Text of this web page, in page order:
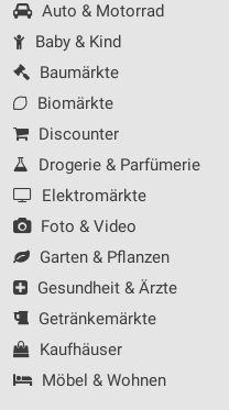
Auto & Motorrad
Baby & Kind
Baumärkte
Biomärkte
Discounter
Drogerie & Parfümerie
Elektromärkte
Foto & Video
Garten & Pflanzen
Gesundheit & Ärzte
Getränkemärkte
Kaufhäuser
Möbel & Wohnen